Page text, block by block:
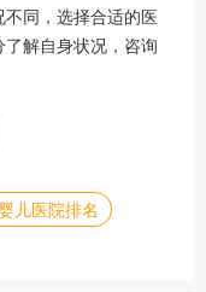
同，选择合适的医
解自身状况，咨询
儿医院排名